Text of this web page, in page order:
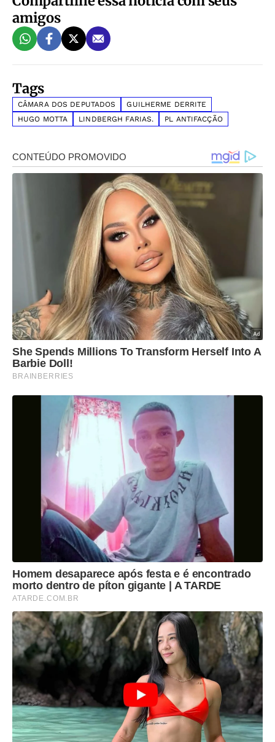
amigos
Tags
CÂMARA DOS DEPUTADOS
GUILHERME DERRITE
HUGO MOTTA
LINDBERGH FARIAS. PL ANTIFACÇÃO